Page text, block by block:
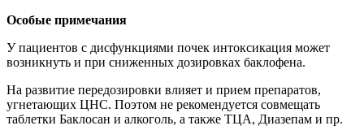
Особые примечания
У пациентов с дисфункциями почек интоксикация может
возникнуть и при сниженных дозировках баклофена.
На развитие передозировки влияет и прием препаратов,
угнетающих ЦНС. Поэтом не рекомендуется совмещать
таблетки Баклосан и алкоголь, а также ТЦА, Диазепам и пр.